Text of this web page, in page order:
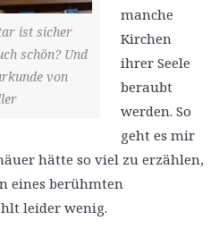
ist sicher
schön? Und
von
manche
Kirchen
ihrer Seele
beraubt
werden. So
geht es mir
hätte so viel zu erzählen,
eines berühmten
leider wenig.